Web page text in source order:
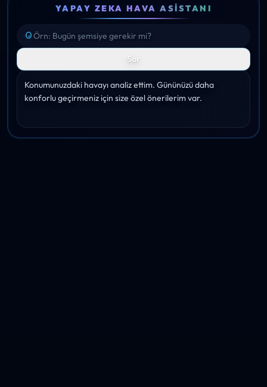
YAPAY ZEKA HAVA ASISTANI
Sor
Konumunuzdaki havayı analiz ettim. Gününüzü daha
konforlu geçirmeniz için size özel önerilerim var.